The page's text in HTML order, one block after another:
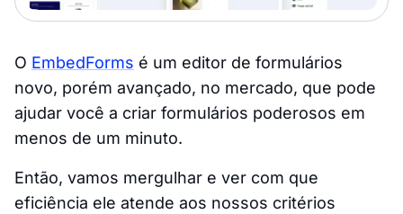
O EmbedForms é um editor de formulários
novo, porém avançado, no mercado, que pode
ajudar você a criar formulários poderosos em
menos de um minuto.
Então, vamos mergulhar e ver com que
eficiência ele atende aos nossos critérios